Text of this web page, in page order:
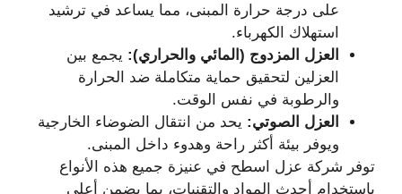
على درجة حرارة المبنى، مما يساعد في ترشيد
استهلاك الكهرباء.
العزل المزدوج (المائي والحراري): يجمع بين
العزلين لتحقيق حماية متكاملة ضد الحرارة
والرطوبة في نفس الوقت.
العزل الصوتي: يحد من انتقال الضوضاء الخارجية
ويوفر بيئة أكثر راحة وهدوء داخل المبنى.
توفر شركة عزل اسطح في عنيزة جميع هذه الأنواع
باستخدام أحدث المواد والتقنيات، بما يضمن أعلى